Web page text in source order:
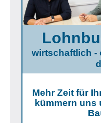
wirtschaftlich -
Mehr Zeit für
kümmern uns